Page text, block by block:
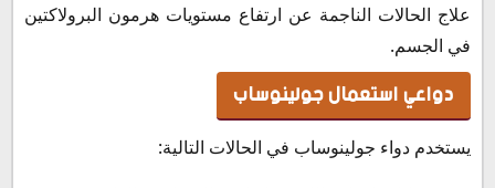
علاج الحالات الناجمة عن ارتفاع مستويات هرمون البرولاكتين
في الجسم.
دواعي استعمال جولينوساب
يستخدم دواء جولينوساب في الحالات التالية: